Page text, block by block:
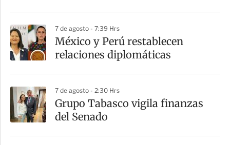
7 de agosto - 7:39 Hrs
México y Perú restablecen
relaciones diplomáticas
7 de agosto - 2:30 Hrs
Grupo Tabasco vigila finanzas
del Senado